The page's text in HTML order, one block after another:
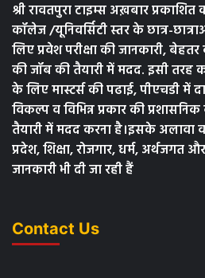
श्री रावतपुरा टाइम्स अख़बार
कॉलेज /यूनिवर्सिटी स्तर के छात्र-
लिए प्रवेश परीक्षा की जानकारी,
की जॉब की तैयारी में मदद. इसी तरह
के लिए मास्टर्स की पढाई, पीएचडी में
विकल्प व विभिन्न प्रकार की
तैयारी में मदद करना है।इसके अलावा
प्रदेश, शिक्षा, रोजगार, धर्म,
जानकारी भी दी जा रही हैं
Contact Us